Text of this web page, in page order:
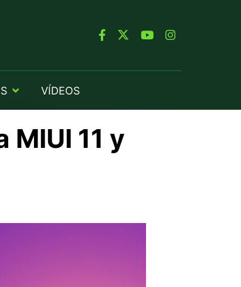
VÍDEOS
11 y